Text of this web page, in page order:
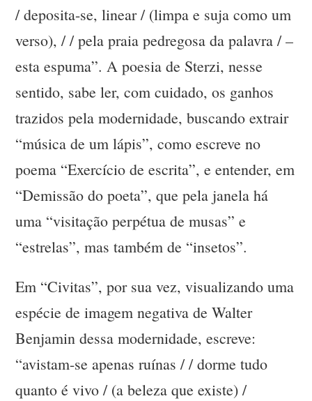
/ deposita-se, linear / (limpa e suja como um
verso), / / pela praia pedregosa da palavra / –
esta espuma”. A poesia de Sterzi, nesse
sentido, sabe ler, com cuidado, os ganhos
trazidos pela modernidade, buscando extrair
“música de um lápis”, como escreve no
poema “Exercício de escrita”, e entender, em
“Demissão do poeta”, que pela janela há
uma “visitação perpétua de musas” e
“estrelas”, mas também de “insetos”.
Em “Civitas”, por sua vez, visualizando uma
espécie de imagem negativa de Walter
Benjamin dessa modernidade, escreve:
“avistam-se apenas ruínas / / dorme tudo
quanto é vivo / (a beleza que existe) /